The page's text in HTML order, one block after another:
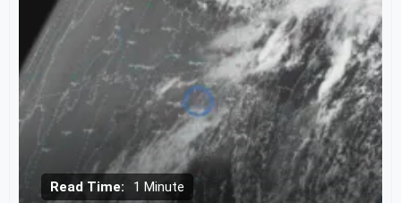
Read Time: 1 Minute